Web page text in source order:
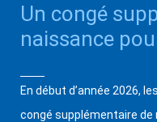
Un congé
naissance
En début d’année 2026,
congé supplémentaire de